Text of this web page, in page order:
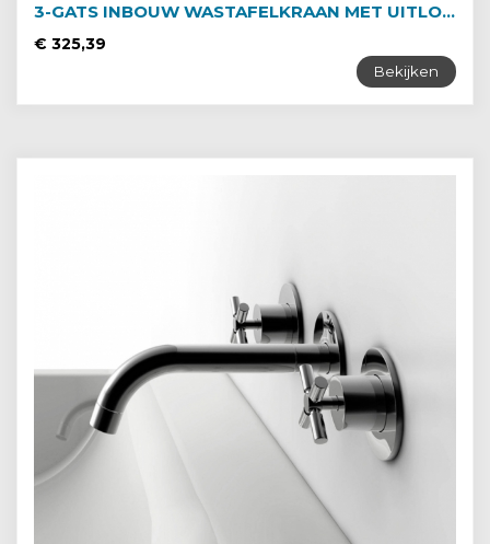
3-GATS INBOUW WASTAFELKRAAN MET UITLOOP VAN 195MM
€ 325,39
Bekijken